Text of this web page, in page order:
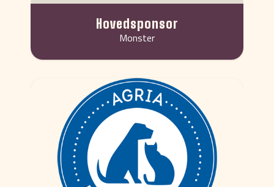
Hovedsponsor
Monster